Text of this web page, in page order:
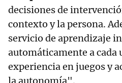
decisiones de
contexto y la persona.
servicio de aprendizaje
automáticamente a cada
experiencia en juegos y